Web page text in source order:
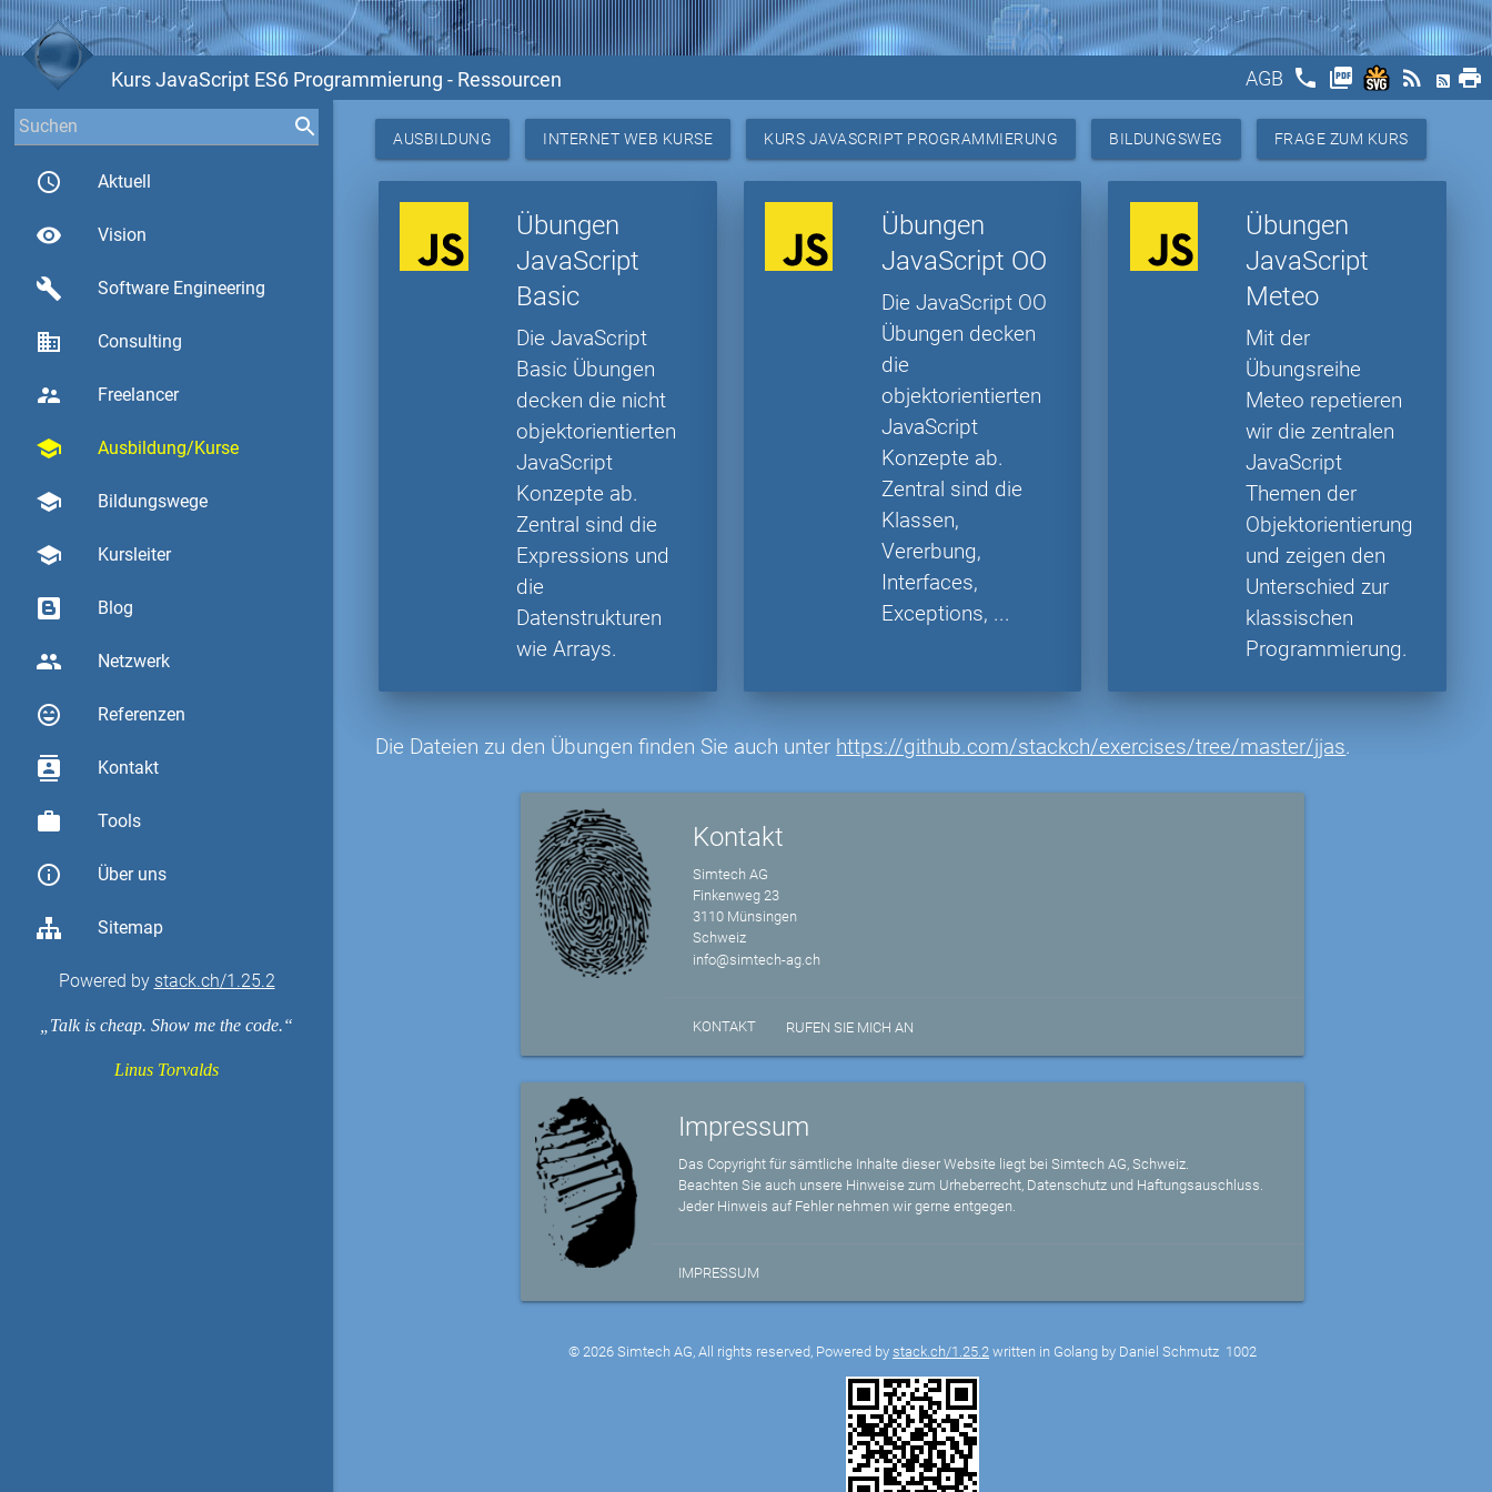
Kurs JavaScript ES6 Programmierung - Ressourcen AGB phone picture_as_pdf rss_feed print
access_time Aktuell
visibility Vision
build Software Engineering
business Consulting
supervisor_account Freelancer
school Ausbildung/Kurse
school Bildungswege
school Kursleiter
Blog
group Netzwerk
sentiment_very_satisfied Referenzen
contacts Kontakt
work Tools
info_outline Über uns
Sitemap
Powered by stack.ch/1.25.2
Talk is cheap. Show me the code.
Linus Torvalds
AUSBILDUNG INTERNET WEB KURSE KURS JAVASCRIPT PROGRAMMIERUNG BILDUNGSWEG FRAGE ZUM KURS
Übungen
JavaScript
Basic
Die JavaScript
Basic Übungen
decken die nicht
objektorientierten
JavaScript
Konzepte ab.
Zentral sind die
Expressions und
die
Datenstrukturen
wie Arrays.
Übungen
JavaScript OO
Die JavaScript OO
Übungen decken
die
objektorientierten
JavaScript
Konzepte ab.
Zentral sind die
Klassen,
Vererbung,
Interfaces,
Exceptions, ...
Übungen
JavaScript
Meteo
Mit der
Übungsreihe
Meteo repetieren
wir die zentralen
JavaScript
Themen der
Objektorientierung
und zeigen den
Unterschied zur
klassischen
Programmierung.
Die Dateien zu den Übungen finden Sie auch unter https://github.com/stackch/exercises/tree/master/jjas.
Kontakt
Simtech AG
Finkenweg 23
3110 Münsingen
Schweiz
info@simtech-ag.ch
KONTAKT RUFEN SIE MICH AN
Impressum
Das Copyright für sämtliche Inhalte dieser Website liegt bei Simtech AG, Schweiz.
Beachten Sie auch unsere Hinweise zum Urheberrecht, Datenschutz und Haftungsauschluss.
Jeder Hinweis auf Fehler nehmen wir gerne entgegen.
IMPRESSUM
© 2026 Simtech AG, All rights reserved, Powered by stack.ch/1.25.2written in Golang by Daniel Schmutz 1002